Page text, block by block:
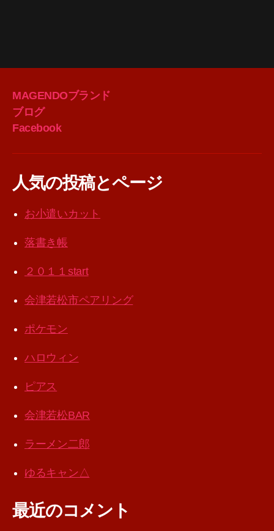
MAGENDOブランド
ブログ
Facebook
人気の投稿とページ
お小遣いカット
落書き帳
２０１１start
会津若松市ペアリング
ポケモン
ハロウィン
ピアス
会津若松BAR
ラーメン二郎
ゆるキャン△
最近のコメント